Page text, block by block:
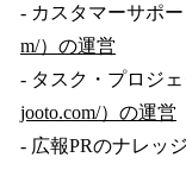
- カスタマーサポ
m/）の運営
- タスク・プロジ
jooto.com/）の運営
- 広報PRのナレッ